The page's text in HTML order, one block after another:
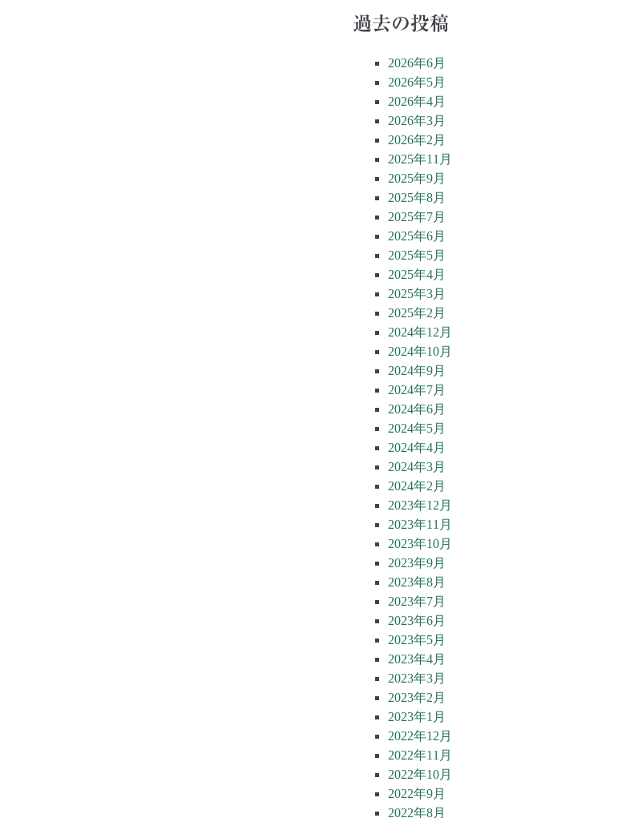
過去の投稿
2026年6月
2026年5月
2026年4月
2026年3月
2026年2月
2025年11月
2025年9月
2025年8月
2025年7月
2025年6月
2025年5月
2025年4月
2025年3月
2025年2月
2024年12月
2024年10月
2024年9月
2024年7月
2024年6月
2024年5月
2024年4月
2024年3月
2024年2月
2023年12月
2023年11月
2023年10月
2023年9月
2023年8月
2023年7月
2023年6月
2023年5月
2023年4月
2023年3月
2023年2月
2023年1月
2022年12月
2022年11月
2022年10月
2022年9月
2022年8月